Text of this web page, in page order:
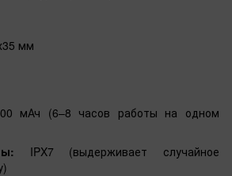
мм
мАч (6–8 часов работы на одном
IPX7 (выдерживает случайное